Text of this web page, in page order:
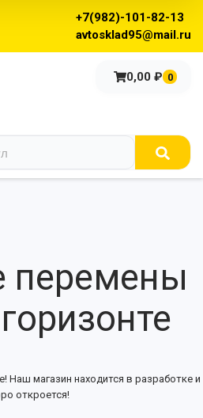
+7(982)-101-82-13
avtosklad95@mail.ru
0,00 ₽ 0
перемены
Наш магазин находится в разработке и
откроется!